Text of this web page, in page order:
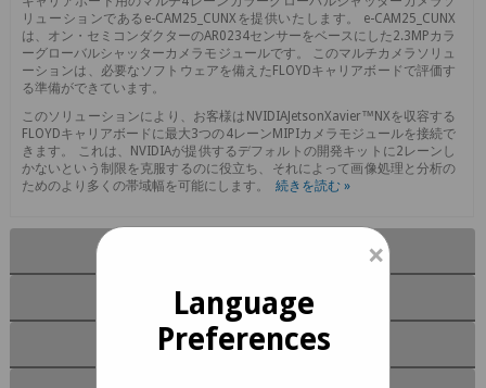
リューションであるe-CAM25_CUNXを提供いたします。 e-CAM25_CUNX
は、オン・セミコンダクターのAR0234センサーをベースにした2.3MPカラ
ーグローバルシャッターカメラモジュールです。 このマルチカメラソリュ
ーションは、必要なソフトウェアを備えたFLOYDキャリアボードで評価す
る準備ができています。
このソリューションにより、お客様はNVIDIAJetsonXavier™NXを収容する
FLOYDキャリアボードに最大3つの4レーンMIPIカメラモジュールを接続で
きます。 これは、NVIDIAが提供するデフォルトの開発キットに2レーンし
かないという制限を克服するのに役立ち、それによって画像処理と分析の
ためのより多くの帯域幅を可能にします。 続きを読む »
モジュール機能
ソフトウェア
×
Language
Preferences